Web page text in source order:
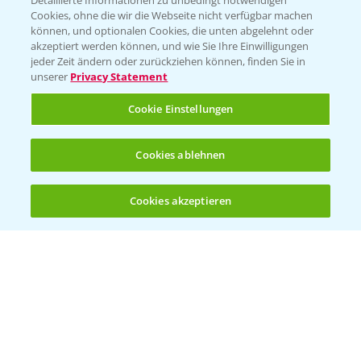
(noch 4)
Folgen Sie uns
Allgemeine Nutzungsbedingungen
Datenschutzerklärung
Cookies, ohne die wir die Webseite nicht verfügbar machen
können, und optionalen Cookies, die unten abgelehnt oder
akzeptiert werden können, und wie Sie Ihre Einwilligungen
jeder Zeit ändern oder zurückziehen können, finden Sie in
unserer Privacy Statement
Cookie Einstellungen
Cookies ablehnen
Cookies akzeptieren